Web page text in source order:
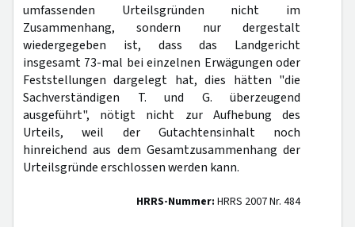
umfassenden Urteilsgründen nicht im
Zusammenhang, sondern nur dergestalt
wiedergegeben ist, dass das Landgericht
insgesamt 73-mal bei einzelnen Erwägungen oder
Feststellungen dargelegt hat, dies hätten "die
Sachverständigen T. und G. überzeugend
ausgeführt", nötigt nicht zur Aufhebung des
Urteils, weil der Gutachtensinhalt noch
hinreichend aus dem Gesamtzusammenhang der
Urteilsgründe erschlossen werden kann.
HRRS-Nummer: HRRS 2007 Nr. 484